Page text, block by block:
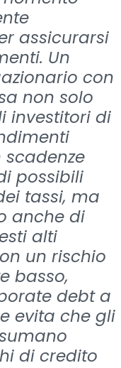
assicurarsi
Un
con
non solo
investitori di
possibili
tassi, ma
anche di
alti
un rischio
basso,
debt a
evita che gli
di credito